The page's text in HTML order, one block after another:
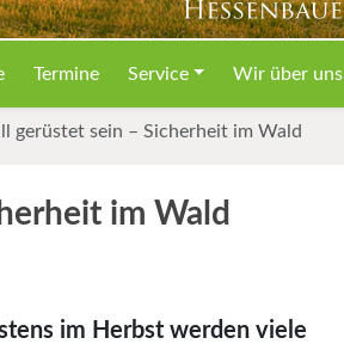
Termine Service Wir über uns
gerüstet sein – Sicherheit im Wald
im Wald
im Herbst werden viele